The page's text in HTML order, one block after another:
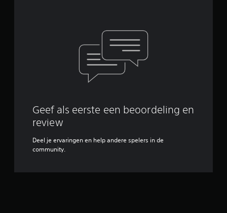
Geef als eerste een beoordeling en
review
Deel je ervaringen en help andere spelers in de
community.